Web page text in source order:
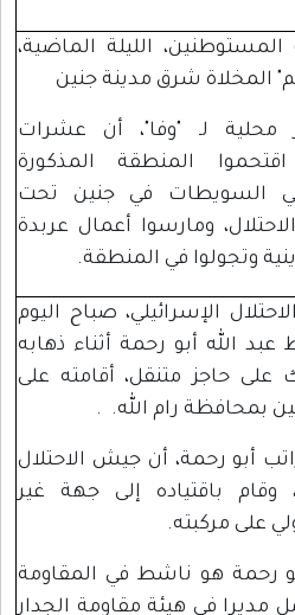
الليلة الماضية،
المخلاة شرق مدينة جنين
محلية لـ "وفا"، أن عشرات
المنطقة المذكورة
السويطات في جنين تحت
ومارسوا أعمال عربدة
وتجولوا في المنطقة.
الإسرائيلي، صباح اليوم
عبد الله أبو رحمة أثناء ذهابه
على حاجز متنقل، أقامته على
بمحافظة رام الله. .
أبو رحمة، أن جيش الاحتلال
باقتياده إلى جهة غير
على مركبته.
رحمة هو ناشط في المقاومة
مديرا في هيئة مقاومة الجدار